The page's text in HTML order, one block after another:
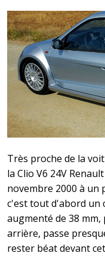
Très proche de la
la Clio V6 24V
novembre 2000 à un
c'est tout d'abord un
augmenté de 38
arrière, passe
rester béat devant